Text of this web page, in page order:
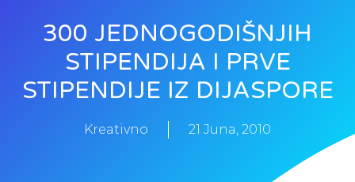
300 JEDNOGODIŠNJIH
STIPENDIJA I PRVE
STIPENDIJE IZ DIJASPORE
Kreativno 21 Juna, 2010